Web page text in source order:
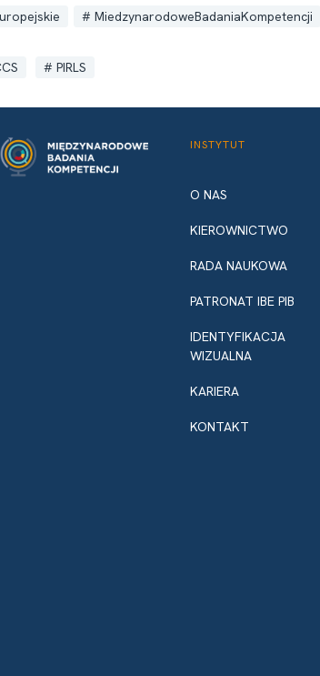
MiedzynarodoweBadaniaKompetencji
PIRLS
INSTYTUT
O NAS
KIEROWNICTWO
RADA NAUKOWA
PATRONAT IBE PIB
IDENTYFIKACJA
WIZUALNA
KARIERA
KONTAKT